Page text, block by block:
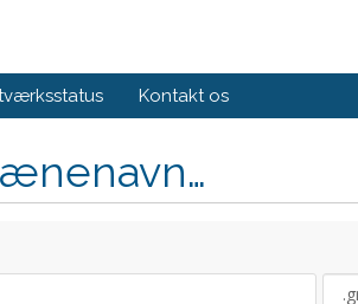
Kontakt os